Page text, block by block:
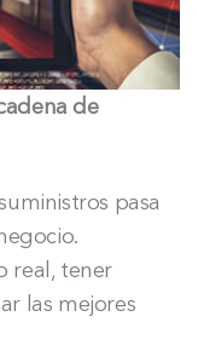
de
pasa
real, tener
las mejores